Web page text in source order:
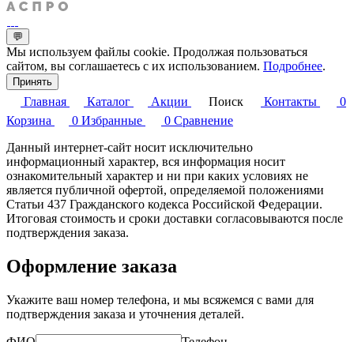
💬
Мы используем файлы cookie. Продолжая пользоваться
сайтом, вы соглашаетесь с их использованием. Подробнее.
Принять
Главная Каталог Акции Поиск Контакты
0
Корзина
0 Избранные 0 Сравнение
Данный интернет-сайт носит исключительно
информационный характер, вся информация носит
ознакомительный характер и ни при каких условиях не
является публичной офертой, определяемой положениями
Статьи 437 Гражданского кодекса Российской Федерации.
Итоговая стоимость и сроки доставки согласовываются после
подтверждения заказа.
Оформление заказа
Укажите ваш номер телефона, и мы всяжемся с вами для
подтверждения заказа и уточнения деталей.